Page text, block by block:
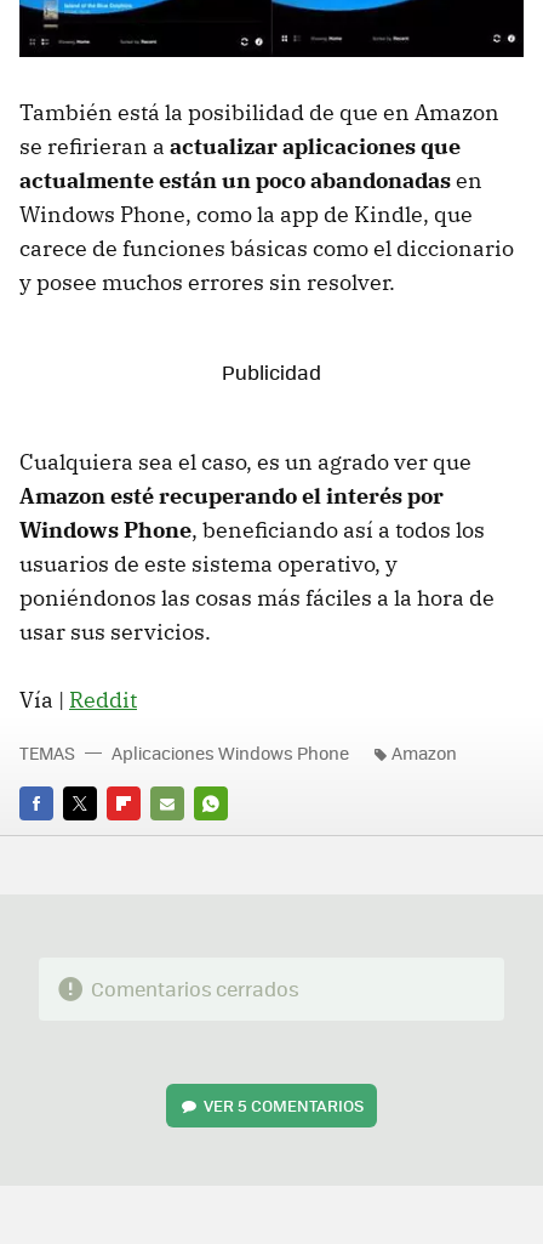
También está la posibilidad de que en Amazon
se refirieran a actualizar aplicaciones que
actualmente están un poco abandonadasen
Windows Phone, como la app de Kindle, que
carece de funciones básicas como el diccionario
y posee muchos errores sin resolver.
Cualquiera sea el caso, es un agrado ver que
Amazon esté recuperando el interés por
Windows Phone, beneficiando así a todos los
usuarios de este sistema operativo, y
poniéndonos las cosas más fáciles a la hora de
usar sus servicios.
Vía | Reddit
FACEBOOK
TWITTERFLIPBOARD
E-
WHATSAPP
TEMAS Aplicaciones Windows Phone Amazon
Comentarios cerrados
VER5 COMENTARIOS